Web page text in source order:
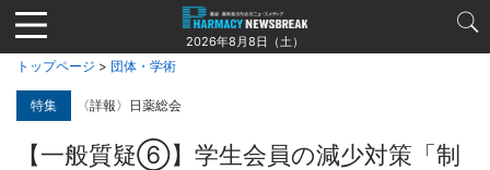
Jump
to
navigation
2026年8月8日（土）
トップページ > 団体・学術
特集 〈詳報〉日薬総会
【一般質疑⑥】学生会員の減少対策「制